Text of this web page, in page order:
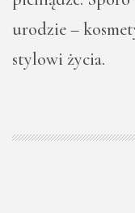
urodzie –
stylowi życia.